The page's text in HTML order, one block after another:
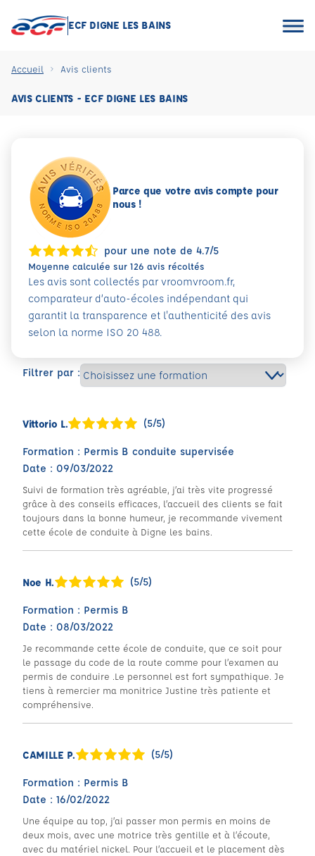
ECF DIGNE LES BAINS
Accueil Avis clients
AVIS CLIENTS - ECF DIGNE LES BAINS
Filtrer par :
Vittorio L. (5/5)
Formation : Permis B conduite supervisée
Date : 09/03/2022
Suivi de formation très agréable, j’ai très vite progressé
grâce à des conseils efficaces, l’accueil des clients se fait
toujours dans la bonne humeur, je recommande vivement
cette école de conduite à Digne les bains.
Noe H. (5/5)
Formation : Permis B
Date : 08/03/2022
Je recommande cette école de conduite, que ce soit pour
le passage du code de la route comme pour l’examen au
permis de conduire .Le personnel est fort sympathique. Je
tiens à remercier ma monitrice Justine très patiente et
compréhensive.
CAMILLE P. (5/5)
Formation : Permis B
Date : 16/02/2022
Une équipe au top, j’ai passer mon permis en moins de
deux mois, avec une motrice très gentille et à l’écoute,
avec du matériel nickel. Pour l’accueil et le placement dès
Parce que votre avis compte pour
nous !
pour une note de 4.7/5
Moyenne calculée sur 126 avis récoltés
Les avis sont collectés par vroomvroom.fr,
comparateur d’auto-écoles indépendant qui
garantit la transparence et l'authenticité des avis
selon la norme ISO 20 488.